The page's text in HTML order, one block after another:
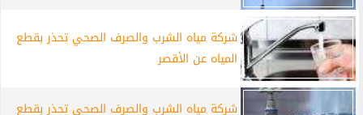
شركة مياه الشرب والصرف الصحي تحذر بقطع
المياه عن الأقصر
شركة مياه الشرب والصرف الصحى تحذر بقطع